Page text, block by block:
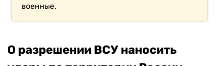
военные.
О разрешении ВСУ наносить